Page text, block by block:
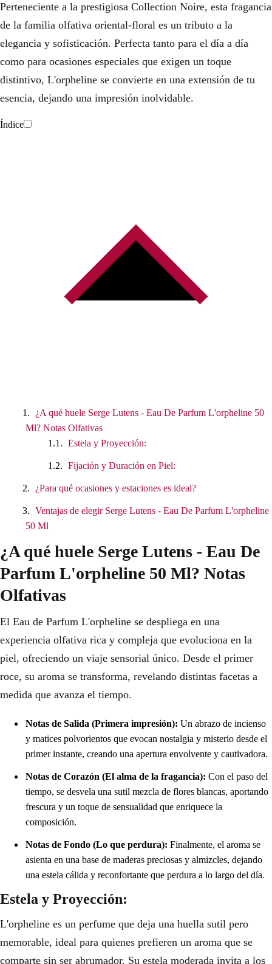
Perteneciente a la prestigiosa Collection Noire, esta fragancia
de la familia olfativa oriental-floral es un tributo a la
elegancia y sofisticación. Perfecta tanto para el día a día
como para ocasiones especiales que exigen un toque
distintivo, L'orpheline se convierte en una extensión de tu
esencia, dejando una impresión inolvidable.
Índice
¿A qué huele Serge Lutens - Eau De Parfum L'orpheline 50
Ml? Notas Olfativas
Estela y Proyección:
Fijación y Duración en Piel:
¿Para qué ocasiones y estaciones es ideal?
Ventajas de elegir Serge Lutens - Eau De Parfum L'orpheline
50 Ml
¿A qué huele Serge Lutens - Eau De
Parfum L'orpheline 50 Ml? Notas
Olfativas
El Eau de Parfum L'orpheline se despliega en una
experiencia olfativa rica y compleja que evoluciona en la
piel, ofreciendo un viaje sensorial único. Desde el primer
roce, su aroma se transforma, revelando distintas facetas a
medida que avanza el tiempo.
Notas de Salida (Primera impresión): Un abrazo de incienso
y matices polvorientos que evocan nostalgia y misterio desde el
primer instante, creando una apertura envolvente y cautivadora.
Notas de Corazón (El alma de la fragancia): Con el paso del
tiempo, se desvela una sutil mezcla de flores blancas, aportando
frescura y un toque de sensualidad que enriquece la
composición.
Notas de Fondo (Lo que perdura): Finalmente, el aroma se
asienta en una base de maderas preciosas y almizcles, dejando
una estela cálida y reconfortante que perdura a lo largo del día.
Estela y Proyección:
L'orpheline es un perfume que deja una huella sutil pero
memorable, ideal para quienes prefieren un aroma que se
comparte sin ser abrumador. Su estela moderada invita a los